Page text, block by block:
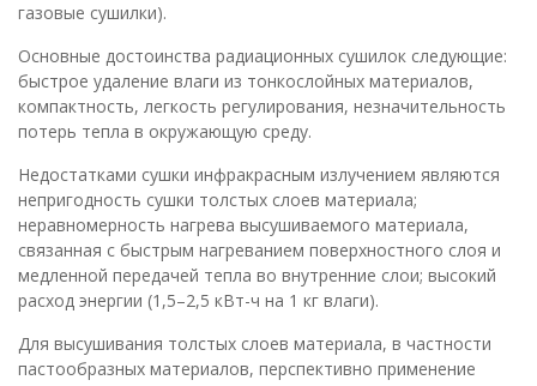
газовые сушилки).
Основные достоинства радиационных сушилок следующие:
быстрое удаление влаги из тонкослойных материалов,
компактность, легкость регулирования, незначительность
потерь тепла в окружающую среду.
Недостатками сушки инфракрасным излучением являются
непригодность сушки толстых слоев материала;
неравномерность нагрева высушиваемого материала,
связанная с быстрым нагреванием поверхностного слоя и
медленной передачей тепла во внутренние слои; высокий
расход энергии (1,5–2,5 кВт-ч на 1 кг влаги).
Для высушивания толстых слоев материала, в частности
пастообразных материалов, перспективно применение